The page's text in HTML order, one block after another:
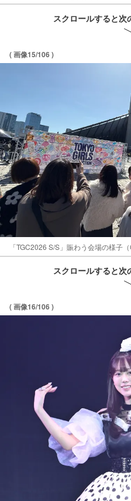
スクロールすると
( 画像15/106 )
「TGC2026 S/S」賑わう会場の様子
スクロールすると
( 画像16/106 )